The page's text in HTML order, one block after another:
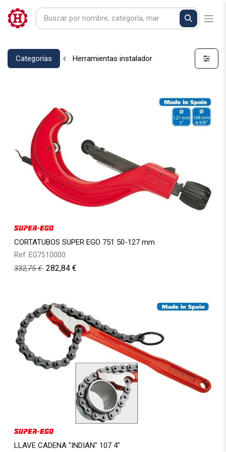
Categorías Herramientas instalador
CORTATUBOS SUPER EGO 751 50-127 mm
Ref. EG7510000
332,75€ 282,84€
LLAVE CADENA "INDIAN" 107 4"